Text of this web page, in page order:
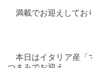
満載でお迎えしてお
本日はイタリア産「